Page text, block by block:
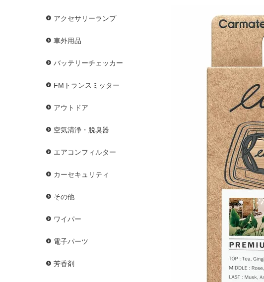
アクセサリーランプ
車外用品
バッテリーチェッカー
FMトランスミッター
アウトドア
空気清浄・脱臭器
エアコンフィルター
カーセキュリティ
その他
ワイパー
電子パーツ
芳香剤